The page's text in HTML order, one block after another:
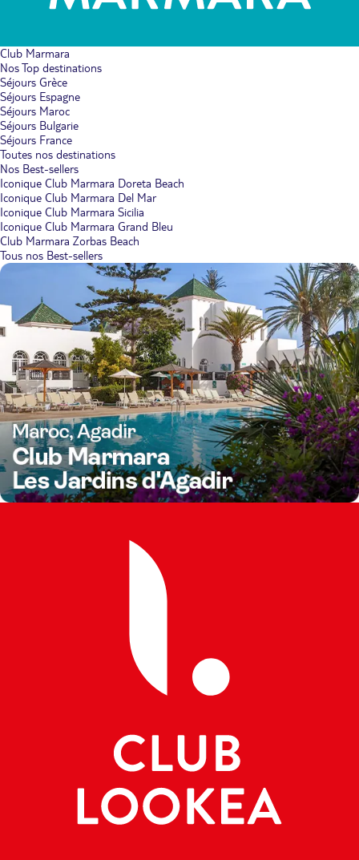
Club Marmara
Nos Top destinations
Séjours Grèce
Séjours Espagne
Séjours Maroc
Séjours Bulgarie
Séjours France
Toutes nos destinations
Nos Best-sellers
Iconique Club Marmara Doreta Beach
Iconique Club Marmara Del Mar
Iconique Club Marmara Sicilia
Iconique Club Marmara Grand Bleu
Club Marmara Zorbas Beach
Tous nos Best-sellers